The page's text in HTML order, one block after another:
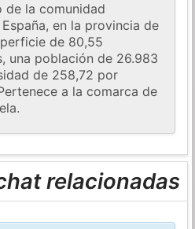
de la comunidad
en la provincia de
de 80,55
una población de 26.983
de 258,72 por
a la comarca de
relacionadas